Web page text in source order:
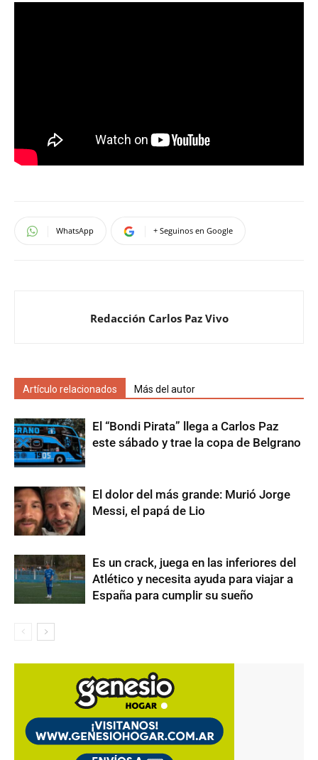
WhatsApp + Seguinos en Google
Redacción Carlos Paz Vivo
Artículo relacionados Más del autor
El “Bondi Pirata” llega a Carlos Paz
este sábado y trae la copa de Belgrano
El dolor del más grande: Murió Jorge
Messi, el papá de Lio
Es un crack, juega en las inferiores del
Atlético y necesita ayuda para viajar a
España para cumplir su sueño